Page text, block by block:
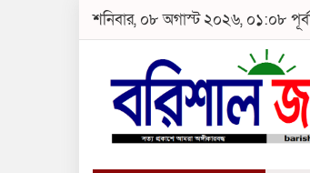
শনিবার, ০৮ অগাস্ট ২০২৬, ০১:০৮